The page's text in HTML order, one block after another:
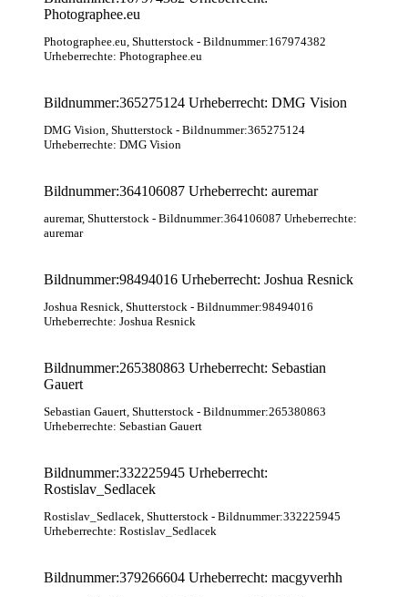
Photographee.eu
Photographee.eu, Shutterstock - Bildnummer:167974382
Urheberrechte: Photographee.eu
Bildnummer:365275124 Urheberrecht: DMG Vision
DMG Vision, Shutterstock - Bildnummer:365275124
Urheberrechte: DMG Vision
Bildnummer:364106087 Urheberrecht: auremar
auremar, Shutterstock - Bildnummer:364106087 Urheberrechte:
auremar
Bildnummer:98494016 Urheberrecht: Joshua Resnick
Joshua Resnick, Shutterstock - Bildnummer:98494016
Urheberrechte: Joshua Resnick
Bildnummer:265380863 Urheberrecht: Sebastian
Gauert
Sebastian Gauert, Shutterstock - Bildnummer:265380863
Urheberrechte: Sebastian Gauert
Bildnummer:332225945 Urheberrecht:
Rostislav_Sedlacek
Rostislav_Sedlacek, Shutterstock - Bildnummer:332225945
Urheberrechte: Rostislav_Sedlacek
Bildnummer:379266604 Urheberrecht: macgyverhh